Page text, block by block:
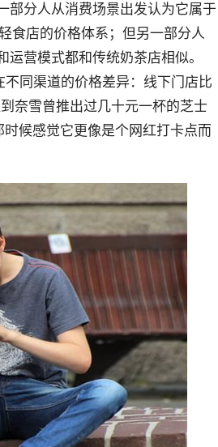
部分人从消费场景出发认为它属于
食店的价格体系；但另一部分人
营模式都和传统奶茶店相似。
同渠道的价格差异：线下门店比
奈雪曾推出过几十元一杯的芝士
候感觉它更像是个网红打卡点而